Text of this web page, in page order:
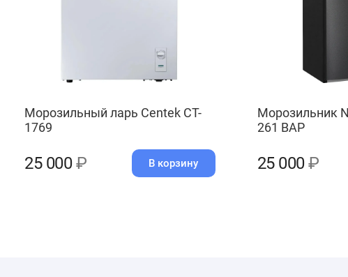
Морозильный ларь Centek CT-
1769
25 000₽ В корзину
Морозильник
261 BAP
25 000₽